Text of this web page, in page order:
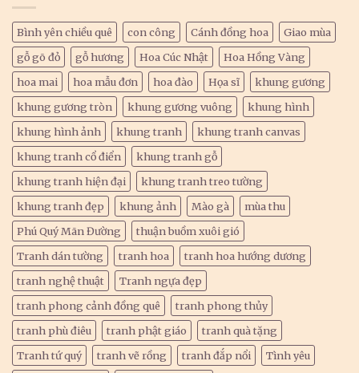
Bình yên chiều quê con công Cánh đồng hoa
Giao mùa
gỗ gõ đỏ
gỗ hương Hoa Cúc Nhật
Hoa Hồng Vàng
hoa mai
hoa mẫu đơn hoa đào Họa sĩ
khung gương
khung gương tròn
khung gương vuông
khung hình
khung hình ảnh
khung tranh
khung tranh canvas
khung tranh cổ điển
khung tranh gỗ
khung tranh hiện đại
khung tranh treo tường
khung tranh đẹp
khung ảnh Mào gà
mùa thu
Phú Quý Mãn Đường
thuận buồm xuôi gió
Tranh dán tường
tranh hoa
tranh hoa hướng dương
tranh nghệ thuật
Tranh ngựa đẹp
tranh phong cảnh đồng quê
tranh phong thủy
tranh phù điêu
tranh phật giáo
tranh quà tặng
Tranh tứ quý
tranh vẽ rồng tranh đắp nổi
Tình yêu